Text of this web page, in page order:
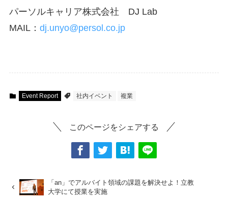
パーソルキャリア株式会社 DJ Lab
MAIL： dj.unyo@persol.co.jp
Event Report 社内イベント 複業
このページをシェアする
「an」でアルバイト領域の課題を解決せよ！立教
大学にて授業を実施